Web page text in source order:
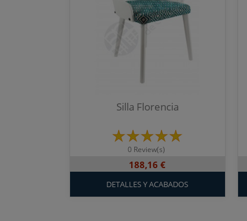
Silla Florencia
0 Review(s)
188,16 €
DETALLES Y ACABADOS